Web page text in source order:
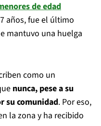
de edad
años, fue el último
mantuvo una huelga
como un
nunca, pese a su
su comunidad. Por eso,
la zona y ha recibido